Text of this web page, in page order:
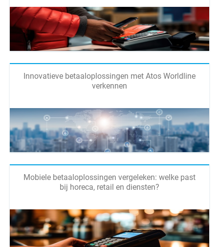
Innovatieve betaaloplossingen met Atos Worldline
verkennen
Mobiele betaaloplossingen vergeleken: welke past
bij horeca, retail en diensten?